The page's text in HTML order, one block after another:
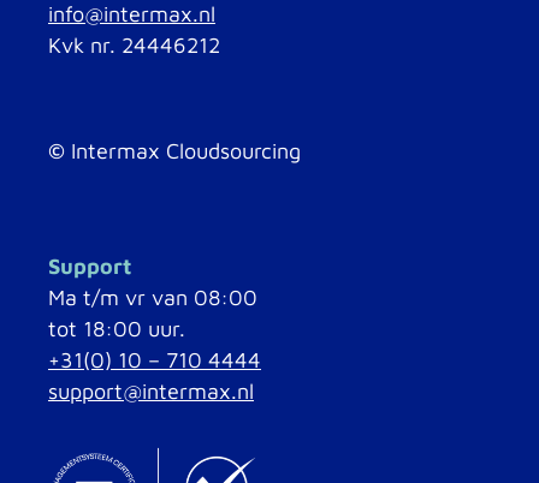
info@intermax.nl
Kvk nr. 24446212
© Intermax Cloudsourcing
Support
Ma t/m vr van 08:00
tot 18:00 uur.
+31(0) 10 – 710 4444
support@intermax.nl